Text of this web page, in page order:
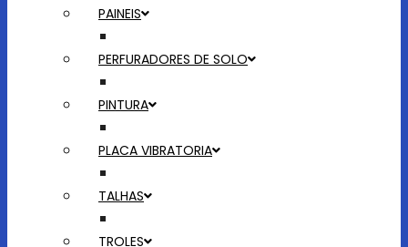
PAINEIS
PERFURADORES DE SOLO
PINTURA
PLACA VIBRATORIA
TALHAS
TROLES